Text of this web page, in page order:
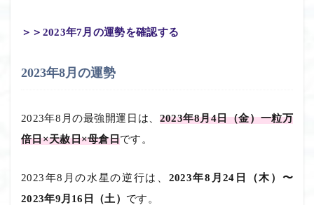
＞＞2023年7月の運勢を確認する
2023年8月の運勢
2023年8月の最強開運日は、 2023年8月4日（金）一粒万
倍日×天赦日×母倉日です。
2023年8月の水星の逆行は、 2023年8月24日（木）〜
2023年9月16日（土） です。